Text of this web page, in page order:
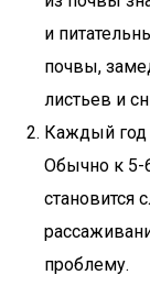
и
почвы,
листьев и
Каждый год
Обычно к 5-
становится
проблему.